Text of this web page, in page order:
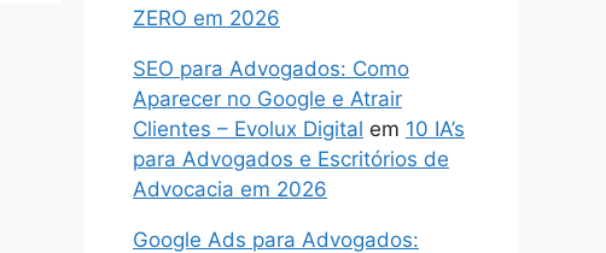
ZERO em 2026
SEO para Advogados: Como
Aparecer no Google e Atrair
Clientes – Evolux Digital em 10 IA’s
para Advogados e Escritórios de
Advocacia em 2026
Google Ads para Advogados: